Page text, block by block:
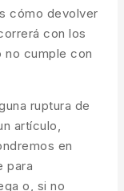
cómo devolver
con los
cumple con
ruptura de
artículo,
en
para
o, si no